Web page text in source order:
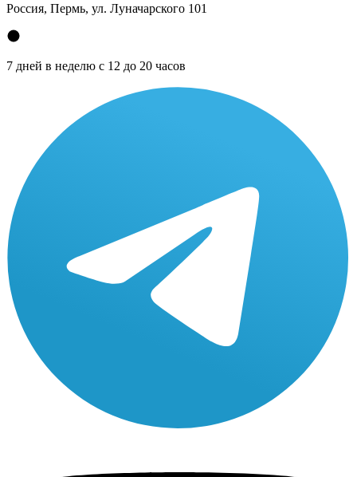
Россия, Пермь, ул. Луначарского 101
7 дней в неделю с 12 до 20 часов